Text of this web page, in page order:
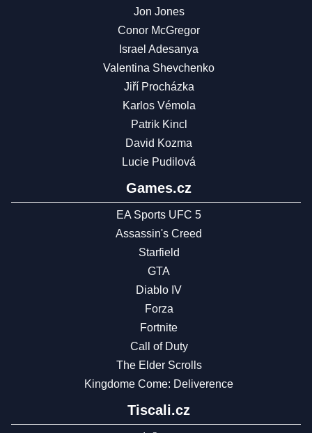
Jon Jones
Conor McGregor
Israel Adesanya
Valentina Shevchenko
Jiří Procházka
Karlos Vémola
Patrik Kincl
David Kozma
Lucie Pudilová
Games.cz
EA Sports UFC 5
Assassin's Creed
Starfield
GTA
Diablo IV
Forza
Fortnite
Call of Duty
The Elder Scrolls
Kingdome Come: Deliverence
Tiscali.cz